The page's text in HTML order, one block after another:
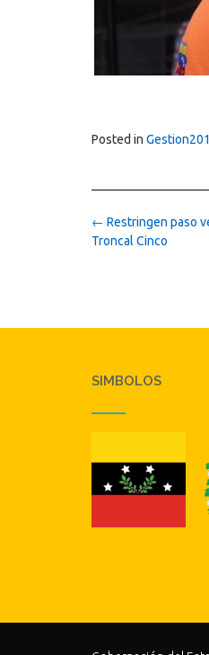
Posted in
Post
navigation
← Restringen paso
Troncal Cinco
SIMBOLOS